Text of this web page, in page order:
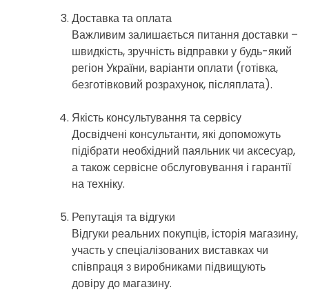
Доставка та оплата
Важливим залишається питання доставки –
швидкість, зручність відправки у будь-який
регіон України, варіанти оплати (готівка,
безготівковий розрахунок, післяплата).
Якість консультування та сервісу
Досвідчені консультанти, які допоможуть
підібрати необхідний паяльник чи аксесуар,
а також сервісне обслуговування і гарантії
на техніку.
Репутація та відгуки
Відгуки реальних покупців, історія магазину,
участь у спеціалізованих виставках чи
співпраця з виробниками підвищують
довіру до магазину.